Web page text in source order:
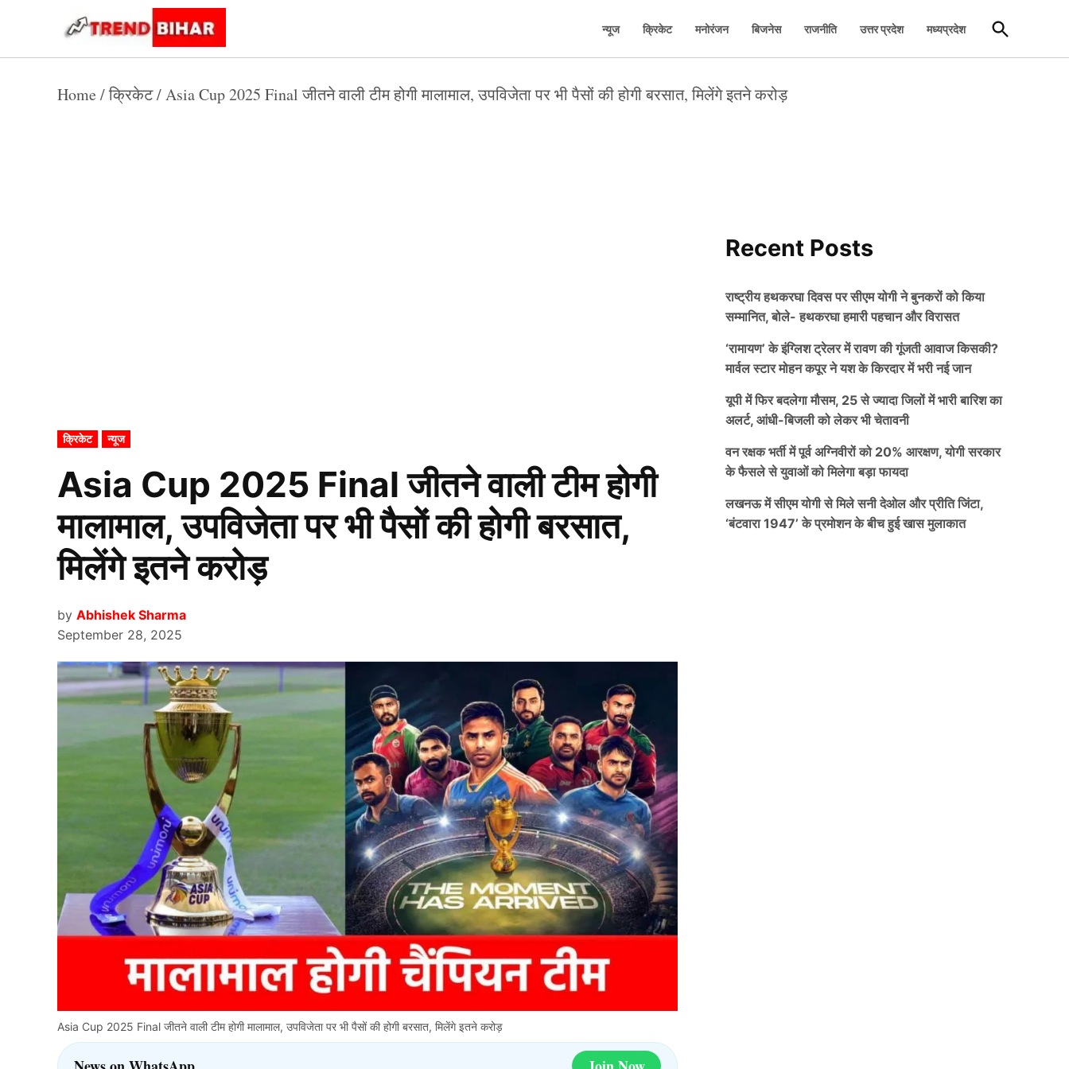
content
Bihar
न्यूज क्रिकेट मनोरंजन बिजनेस राजनीति उत्तर प्रदेश मध्यप्रदेश
Open
Search
Home /क्रिकेट/Asia Cup 2025 Final जीतने वाली टीम होगी मालामाल, उपविजेता पर भी पैसों की होगी बरसात, मिलेंगे इतने करोड़
POSTED
IN
क्रिकेट न्यूज
Asia Cup 2025 Final जीतने वाली टीम होगी
मालामाल, उपविजेता पर भी पैसों की होगी बरसात,
मिलेंगे इतने करोड़
by Abhishek Sharma
September 28, 2025
Asia Cup 2025 Final जीतने वाली टीम होगी मालामाल, उपविजेता पर भी पैसों की होगी बरसात, मिलेंगे इतने करोड़
Recent Posts
राष्ट्रीय हथकरघा दिवस पर सीएम योगी ने बुनकरों को किया
सम्मानित, बोले- हथकरघा हमारी पहचान और विरासत
‘रामायण’ के इंग्लिश ट्रेलर में रावण की गूंजती आवाज किसकी?
मार्वल स्टार मोहन कपूर ने यश के किरदार में भरी नई जान
यूपी में फिर बदलेगा मौसम, 25 से ज्यादा जिलों में भारी बारिश का
अलर्ट, आंधी-बिजली को लेकर भी चेतावनी
वन रक्षक भर्ती में पूर्व अग्निवीरों को 20% आरक्षण, योगी सरकार
के फैसले से युवाओं को मिलेगा बड़ा फायदा
लखनऊ में सीएम योगी से मिले सनी देओल और प्रीति जिंटा,
‘बंटवारा 1947’ के प्रमोशन के बीच हुई खास मुलाकात